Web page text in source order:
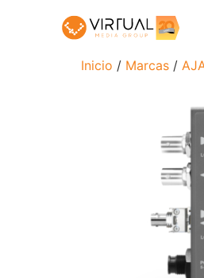
Inicio / Marcas /